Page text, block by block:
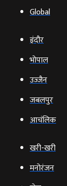
Global
इंदौर
भोपाल
उज्‍जैन
जबलपुर
आचंलिक
खरी-खरी
मनोरंजन